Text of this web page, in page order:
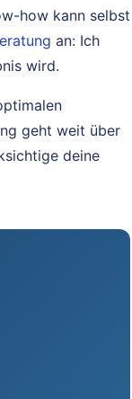
how kann selbst
an: Ich
wird.
geht weit über
deine